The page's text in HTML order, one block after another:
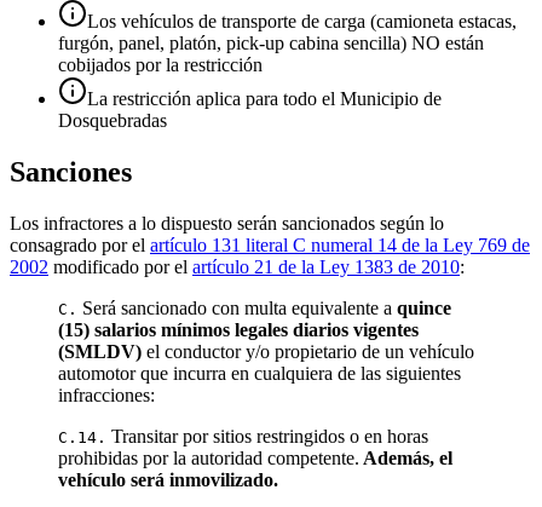
Los vehículos de transporte de carga (camioneta estacas,
furgón, panel, platón, pick-up cabina sencilla) NO están
cobijados por la restricción
La restricción aplica para todo el Municipio de
Dosquebradas
Sanciones
Los infractores a lo dispuesto serán sancionados según lo
consagrado por el artículo 131 literal C numeral 14 de la Ley 769 de
2002 modificado por el artículo 21 de la Ley 1383 de 2010:
C. Será sancionado con multa equivalente a quince
(15) salarios mínimos legales diarios vigentes
(SMLDV) el conductor y/o propietario de un vehículo
automotor que incurra en cualquiera de las siguientes
infracciones:
C.14. Transitar por sitios restringidos o en horas
prohibidas por la autoridad competente. Además, el
vehículo será inmovilizado.